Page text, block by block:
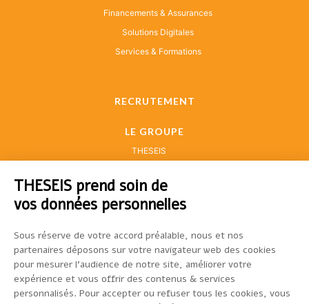
Financements & Assurances
Solutions Digitales
Services & Formations
RECRUTEMENT
LE GROUPE
THESEIS
05 67 77 40 00
33-43, avenue Georges Pompidou
CS 93174
31131 BALMA CEDEX
THESEIS prend soin de
vos données personnelles
Sous réserve de votre accord préalable,
nous et nos partenaires déposons sur votre navigateur web des
cookies pour mesurer l’audience de notre site, améliorer votre
expérience et vous offrir des contenus & services
personnalisés. Pour accepter ou refuser tous les cookies, vous